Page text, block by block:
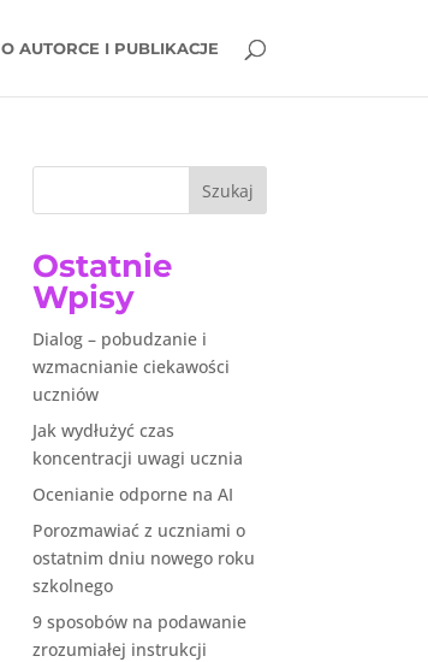
O AUTORCE I PUBLIKACJE
Szukaj
Ostatnie
Wpisy
Dialog – pobudzanie i
wzmacnianie ciekawości
uczniów
Jak wydłużyć czas
koncentracji uwagi ucznia
Ocenianie odporne na AI
Porozmawiać z uczniami o
ostatnim dniu nowego roku
szkolnego
9 sposobów na podawanie
zrozumiałej instrukcji